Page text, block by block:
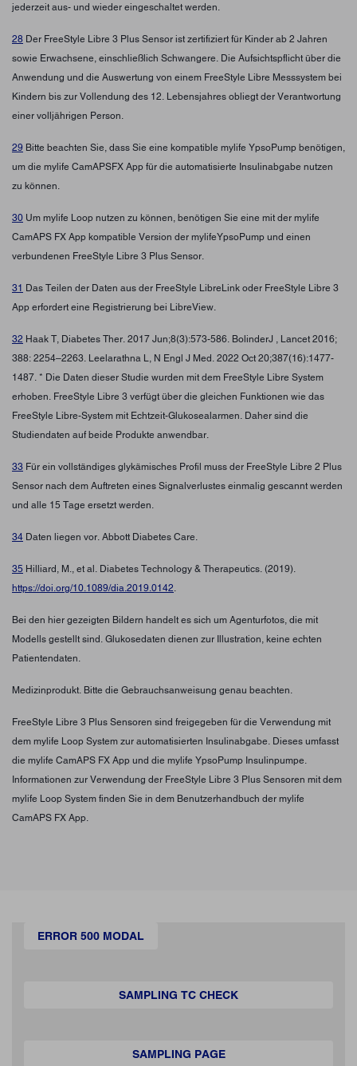
jederzeit aus- und wieder eingeschaltet werden.
28 Der FreeStyle Libre 3 Plus Sensor ist zertifiziert für Kinder ab 2 Jahren
sowie Erwachsene, einschließlich Schwangere. Die Aufsichtspflicht über die
Anwendung und die Auswertung von einem FreeStyle Libre Messsystem bei
Kindern bis zur Vollendung des 12. Lebensjahres obliegt der Verantwortung
einer volljährigen Person.
29 Bitte beachten Sie, dass Sie eine kompatible mylife YpsoPump benötigen,
um die mylife CamAPSFX App für die automatisierte Insulinabgabe nutzen
zu können.
30 Um mylife Loop nutzen zu können, benötigen Sie eine mit der mylife
CamAPS FX App kompatible Version der mylifeYpsoPump und einen
verbundenen FreeStyle Libre 3 Plus Sensor.
31 Das Teilen der Daten aus der FreeStyle LibreLink oder FreeStyle Libre 3
App erfordert eine Registrierung bei LibreView.
32 Haak T, Diabetes Ther. 2017 Jun;8(3):573-586. BolinderJ , Lancet 2016;
388: 2254–2263. Leelarathna L, N Engl J Med. 2022 Oct 20;387(16):1477-
1487. * Die Daten dieser Studie wurden mit dem FreeStyle Libre System
erhoben. FreeStyle Libre 3 verfügt über die gleichen Funktionen wie das
FreeStyle Libre-System mit Echtzeit-Glukosealarmen. Daher sind die
Studiendaten auf beide Produkte anwendbar.
33 Für ein vollständiges glykämisches Profil muss der FreeStyle Libre 2 Plus
Sensor nach dem Auftreten eines Signalverlustes einmalig gescannt werden
und alle 15 Tage ersetzt werden.
34 Daten liegen vor. Abbott Diabetes Care.
35 Hilliard, M., et al. Diabetes Technology & Therapeutics. (2019).
https://doi.org/10.1089/dia.2019.0142.
Bei den hier gezeigten Bildern handelt es sich um Agenturfotos, die mit
Modells gestellt sind. Glukosedaten dienen zur Illustration, keine echten
Patientendaten.
Medizinprodukt. Bitte die Gebrauchsanweisung genau beachten.
FreeStyle Libre 3 Plus Sensoren sind freigegeben für die Verwendung mit
dem mylife Loop System zur automatisierten Insulinabgabe. Dieses umfasst
die mylife CamAPS FX App und die mylife YpsoPump Insulinpumpe.
Informationen zur Verwendung der FreeStyle Libre 3 Plus Sensoren mit dem
mylife Loop System finden Sie in dem Benutzerhandbuch der mylife
CamAPS FX App.
ERROR 500 MODAL
SAMPLING TC CHECK
SAMPLING PAGE